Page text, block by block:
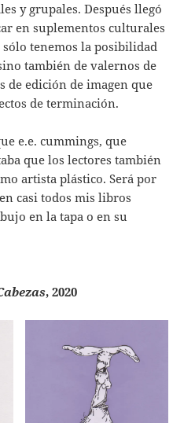
y grupales. Después llegó
en suplementos culturales
tenemos la posibilidad
también de valernos de
de edición de imagen que
de terminación.
e.e. cummings, que
que los lectores también
artista plástico. Será por
casi todos mis libros
en la tapa o en su
, 2020